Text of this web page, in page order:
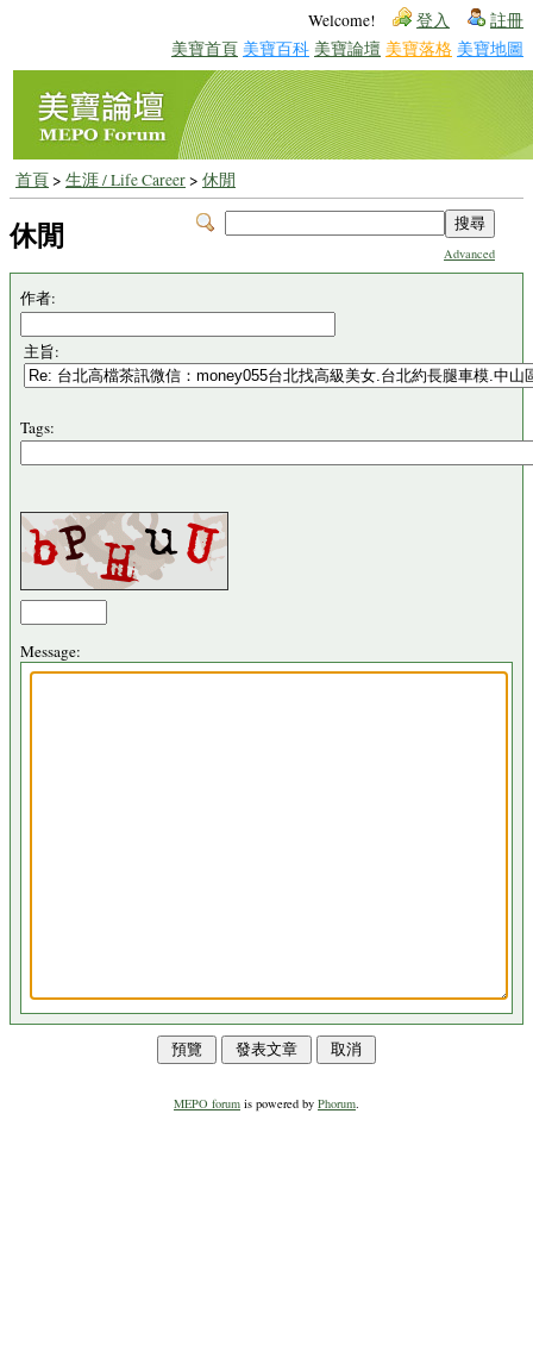
Welcome! 登入 註冊
美寶首頁 美寶百科 美寶論壇 美寶落格 美寶地圖
首頁> 生涯 / Life Career> 休閒
Advanced
休閒
作者:
主旨:
Tags:
Message:
MEPO forum is powered by Phorum.